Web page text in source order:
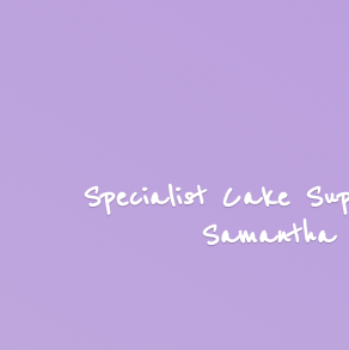
Specialist Cake
Samantha